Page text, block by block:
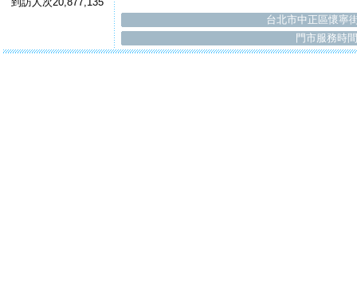
台北市中正區懷寧
門市服務時